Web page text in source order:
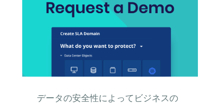
データの安全性によってビジネスの